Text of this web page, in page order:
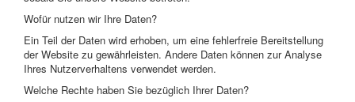
Wofür nutzen wir Ihre Daten?
Ein Teil der Daten wird erhoben, um eine fehlerfreie Bereitstellung
der Website zu gewährleisten. Andere Daten können zur Analyse
Ihres Nutzerverhaltens verwendet werden.
Welche Rechte haben Sie bezüglich Ihrer Daten?